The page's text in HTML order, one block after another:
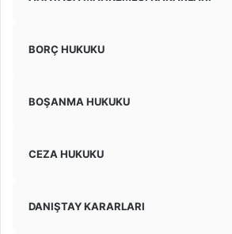
BORÇ HUKUKU
BOŞANMA HUKUKU
CEZA HUKUKU
DANIŞTAY KARARLARI